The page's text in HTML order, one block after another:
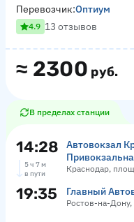
≈ 2300 руб.
Перевозчик:Оптиум
4.9 13 отзывов
В пределах станции
14:28
Автовокзал
Краснодар,
5 ч 7 м
в пути
19:35 Главный
Ростов-на-